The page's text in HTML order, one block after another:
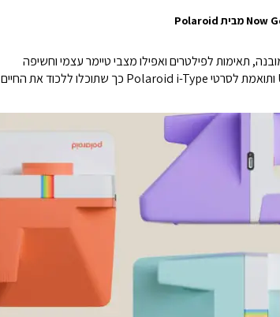
תאימות לפילטרים ואפילו מצבי טיימר עצמי וחשיפה
כפולה. כל זה במראה פולארויד קלאסי עשוי מ-40% חומרים ממוחזרים ובשישה צבעים. נטענת באמצעות USB-C ותואמת לסרטי Polaroid i-Type כך שתוכלו ללכוד את החיים